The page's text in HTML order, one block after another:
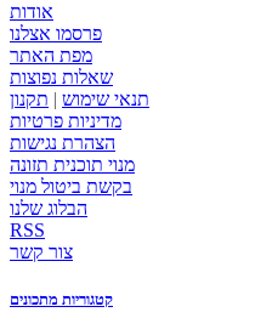
אודות
פרסמו אצלנו
מפת האתר
שאלות נפוצות
תנאי שימוש | תקנון
מדיניות פרטיות
הצהרת נגישות
מנוי תוכנית תזונה
בקשת ביטול מנוי
הבלוג שלנו
RSS
צור קשר
קטגוריות מתכונים